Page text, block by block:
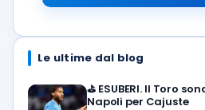
Le ultime dal blog
⛳ ESUBERI. Il Toro
Napoli per Cajuste